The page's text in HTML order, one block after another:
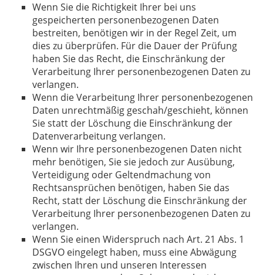
Wenn Sie die Richtigkeit Ihrer bei uns
gespeicherten personenbezogenen Daten
bestreiten, benötigen wir in der Regel Zeit, um
dies zu überprüfen. Für die Dauer der Prüfung
haben Sie das Recht, die Einschränkung der
Verarbeitung Ihrer personenbezogenen Daten zu
verlangen.
Wenn die Verarbeitung Ihrer personenbezogenen
Daten unrechtmäßig geschah/geschieht, können
Sie statt der Löschung die Einschränkung der
Datenverarbeitung verlangen.
Wenn wir Ihre personenbezogenen Daten nicht
mehr benötigen, Sie sie jedoch zur Ausübung,
Verteidigung oder Geltendmachung von
Rechtsansprüchen benötigen, haben Sie das
Recht, statt der Löschung die Einschränkung der
Verarbeitung Ihrer personenbezogenen Daten zu
verlangen.
Wenn Sie einen Widerspruch nach Art. 21 Abs. 1
DSGVO eingelegt haben, muss eine Abwägung
zwischen Ihren und unseren Interessen